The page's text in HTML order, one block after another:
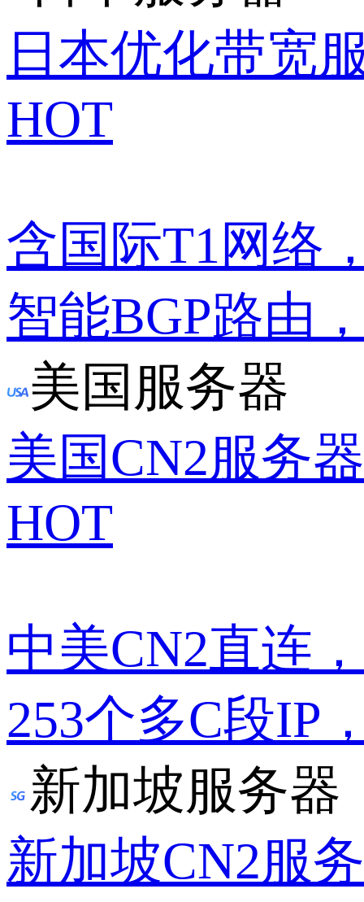
日本优化带宽
HOT
含国际T1网络
智能BGP路由
美国服务器
美国CN2服务器
HOT
中美CN2直连
253个多C段IP
新加坡服务器
新加坡CN2服